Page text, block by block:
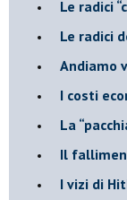
​Le radici
Le radici
Andiamo
I costi
​La
​Il
​I vizi di